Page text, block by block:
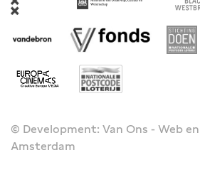
© Development: Van Ons - Web
Amsterdam